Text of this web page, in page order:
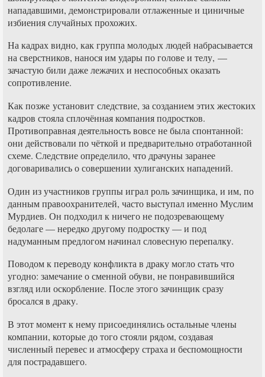
нападавшими, демонстрировали отлаженные и циничные
избиения случайных прохожих.
На кадрах видно, как группа молодых людей набрасывается
на сверстников, нанося им удары по голове и телу, —
зачастую били даже лежачих и неспособных оказать
сопротивление.
Как позже установит следствие, за созданием этих жестоких
кадров стояла сплочённая компания подростков.
Противоправная деятельность вовсе не была спонтанной:
они действовали по чёткой и предварительно отработанной
схеме. Следствие определило, что драчуны заранее
договаривались о совершении хулиганских нападений.
Один из участников группы играл роль зачинщика, и им, по
данным правоохранителей, часто выступал именно Муслим
Мурдиев. Он подходил к ничего не подозревающему
бедолаге — нередко другому подростку — и под
надуманным предлогом начинал словесную перепалку.
Поводом к переводу конфликта в драку могло стать что
угодно: замечание о сменной обуви, не понравившийся
взгляд или оскорбление. После этого зачинщик сразу
бросался в драку.
В этот момент к нему присоединялись остальные члены
компании, которые до того стояли рядом, создавая
численный перевес и атмосферу страха и беспомощности
для пострадавшего.